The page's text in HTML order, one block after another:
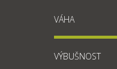
VÁHA
VÝBUŠNOST